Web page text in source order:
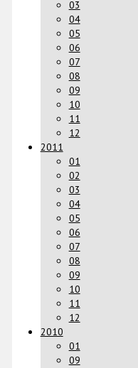
03
04
05
06
07
08
09
10
11
12
2011
01
02
03
04
05
06
07
08
09
10
11
12
2010
01
09